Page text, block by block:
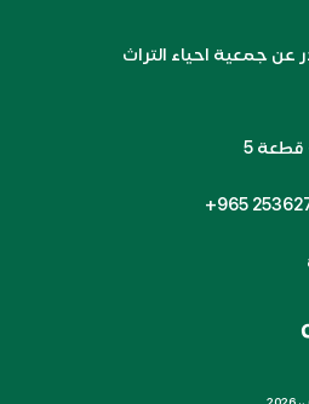
جمعية احياء التراث
5
+965